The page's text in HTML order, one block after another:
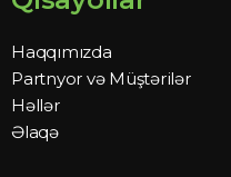
Haqqımızda
Partnyor və Müştərilər
Həllər
Əlaqə